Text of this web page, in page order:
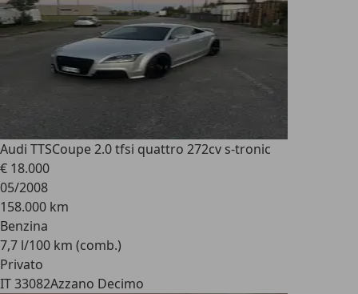
Audi TTSCoupe 2.0 tfsi quattro 272cv s-tronic
€ 18.000
05/2008
158.000 km
Benzina
7,7 l/100 km (comb.)
Privato
IT 33082Azzano Decimo